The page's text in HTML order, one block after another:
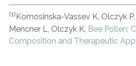
(1) Komosinska-Vassev K, Olczyk
Mencner L, Olczyk K. Bee Pollen:
Composition and Therapeutic